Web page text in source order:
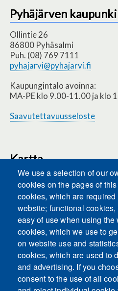
Pyhäjärven kaupunki
Ollintie 26
86800 Pyhäsalmi
Puh. (08) 769 7111
pyhajarvi@pyhajarvi.fi
Kaupungintalo avoinna:
MA-PE klo 9.00-11.00 ja klo
Saavutettavuusseloste
Kartta
This content is
cookies have not
ACCEPT ALL
Only accept
We use a selection of our
cookies on the pages of
cookies, which are
website; functional
easy of use when using
cookies, which we use to
on website use and
cookies, which are used to
and advertising. If you
consent to the use of all